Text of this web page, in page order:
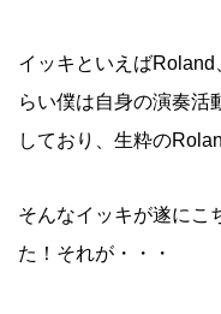
イッキといえばRoland
らい僕は自身の演奏活
しており、生粋の
そんなイッキが遂にこ
た！それが・・・